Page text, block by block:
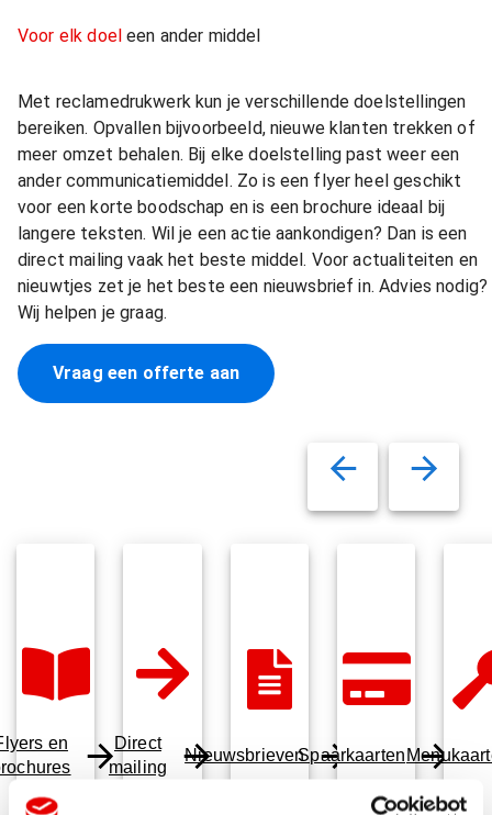
Voor elk doeleen ander middel
Met reclamedrukwerk kun je verschillende doelstellingen
bereiken. Opvallen bijvoorbeeld, nieuwe klanten trekken of
meer omzet behalen. Bij elke doelstelling past weer een
ander communicatiemiddel. Zo is een flyer heel geschikt
voor een korte boodschap en is een brochure ideaal bij
langere teksten. Wil je een actie aankondigen? Dan is een
direct mailing vaak het beste middel. Voor actualiteiten en
nieuwtjes zet je het beste een nieuwsbrief in. Advies nodig?
Wij helpen je graag.
Vraag een offerte aan
en
Direct
mailing
NieuwsbrievenSpaarkaarten